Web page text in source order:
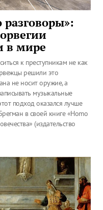
в мире
к преступникам не как
решили это
не носит оружие, а
музыкальные
подход оказался лучше
в своей книге «Homo
(издательство